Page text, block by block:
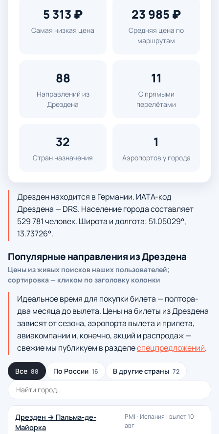
5 313 ₽
Самая низкая цена
23 985 ₽
Средняя цена по
маршрутам
88
Направлений из
Дрездена
11
С прямыми
перелётами
32
Стран назначения
1
Аэропортов у города
Дрезден находится в Германии. ИАТА-код
Дрездена — DRS. Население города составляет
529 781 человек. Широта и долгота: 51.05029°,
13.73726°.
Популярные направления из Дрездена
Цены из живых поисков наших пользователей;
сортировка — кликом по заголовку колонки
Идеальное время для покупки билета — полтора-
два месяца до вылета. Цены на билеты из Дрездена
зависят от сезона, аэропорта вылета и прилета,
авиакомпании и, конечно, акций и распродаж —
свежие мы публикуем в разделеспецпредложений.
Все 88 По России 16 В другие страны 72
Дрезден → Пальма-де-
Майорка
PMI · Испания · вылет 10
авг